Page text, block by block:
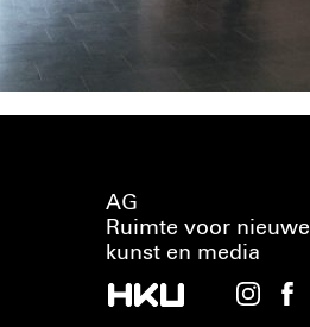
AG
Ruimte voor nieuwe
kunst en media